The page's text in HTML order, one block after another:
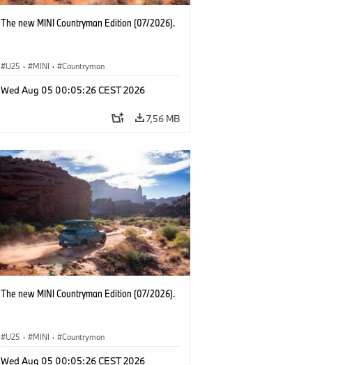
The new MINI Countryman Edition (07/2026).
U25 · MINI · Countryman
Wed Aug 05 00:05:26 CEST 2026
7,56 MB
The new MINI Countryman Edition (07/2026).
U25 · MINI · Countryman
Wed Aug 05 00:05:26 CEST 2026